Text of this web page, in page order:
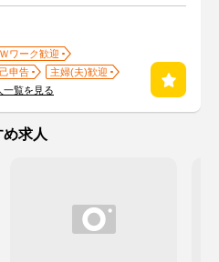
ワーク歓迎
申告
主婦(夫)歓迎
一覧を見る
求人